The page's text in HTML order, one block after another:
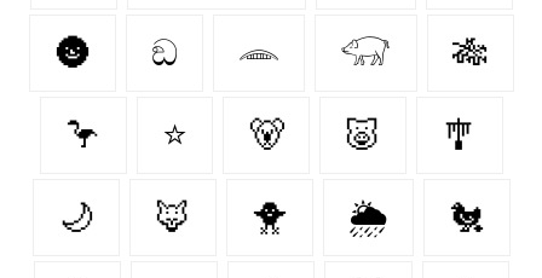
🌚 ඞ 𓂎 𓃟 🎋
🦩 ⭐ 🐻‍ 🐷 🎐
🌙 🦊 🐥 🌦️ 🐔